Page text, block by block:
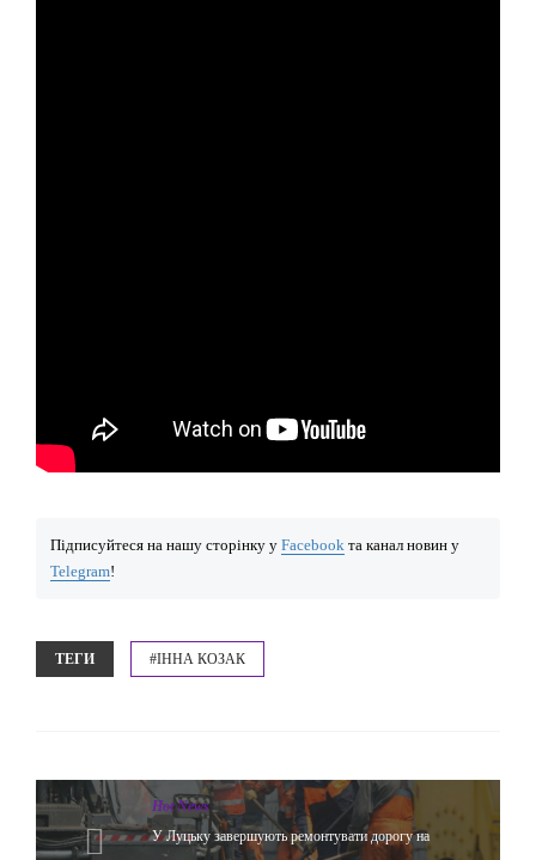
Підписуйтеся на нашу сторінку у Facebook та канал новин у
Telegram!
ТЕГИ #ІННА КОЗАК
Hot News
У Луцьку завершують ремонтувати дорогу на